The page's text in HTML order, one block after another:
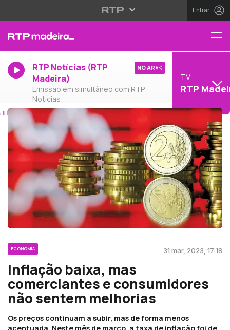
Entrar
RTP Notícias (RTP
Madeira)
Emissão em simultâneo com RTP
Notícias
NO AR
TV
RTP
ECONOMIA 31 mar, 2023, 17:18
Inflação baixa, mas
comerciantes e consumidores
não sentem melhorias
Os preços continuam a subir, mas de forma menos